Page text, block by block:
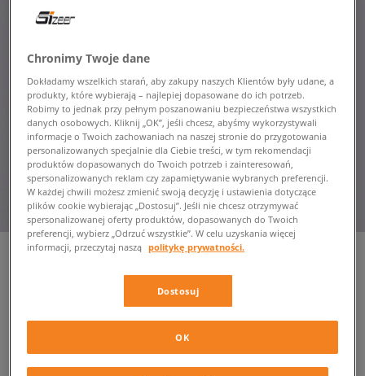
JORDAN CZAPKA ESSENTIALS
dziecięce, czapki z daszkiem
89,99 zł z VAT
Chronimy Twoje dane
Dokładamy wszelkich starań, aby zakupy naszych Klientów były udane, a
produkty, które wybierają – najlepiej dopasowane do ich potrzeb.
Robimy to jednak przy pełnym poszanowaniu bezpieczeństwa wszystkich
danych osobowych. Kliknij „OK”, jeśli chcesz, abyśmy wykorzystywali
informacje o Twoich zachowaniach na naszej stronie do przygotowania
personalizowanych specjalnie dla Ciebie treści, w tym rekomendacji
produktów dopasowanych do Twoich potrzeb i zainteresowań,
spersonalizowanych reklam czy zapamiętywanie wybranych preferencji.
W każdej chwili możesz zmienić swoją decyzję i ustawienia dotyczące
plików cookie wybierając „Dostosuj”. Jeśli nie chcesz otrzymywać
spersonalizowanej oferty produktów, dopasowanych do Twoich
preferencji, wybierz „Odrzuć wszystkie”. W celu uzyskania więcej
informacji, przeczytaj naszą politykę prywatności.
Dostosuj
OK